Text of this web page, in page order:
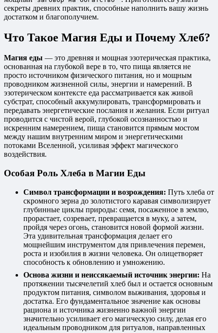
секреты древних практик, способные наполнить вашу жизнь
достатком и благополучием.
Что Такое Магия Еды и Почему Хлеб?
Магия еды — это древняя и мощная эзотерическая практика,
основанная на глубокой вере в то, что пища является не
просто источником физического питания, но и мощным
проводником жизненной силы, энергии и намерений. В
эзотерическом контексте еда рассматривается как живой
субстрат, способный аккумулировать, трансформировать и
передавать энергетические послания и желания. Если ритуал
проводится с чистой верой, глубокой осознанностью и
искренним намерением, пища становится прямым мостом
между нашим внутренним миром и энергетическими
потоками Вселенной, усиливая эффект магического
воздействия.
Особая Роль Хлеба в Магии Еды
Символ трансформации и возрождения: Путь хлеба от
скромного зерна до золотистого каравая символизирует
глубинные циклы природы: семя, посаженное в землю,
прорастает, созревает, превращается в муку, а затем,
пройдя через огонь, становится новой формой жизни.
Эта удивительная трансформация делает его
мощнейшим инструментом для привлечения перемен,
роста и изобилия в жизни человека. Он олицетворяет
способность к обновлению и умножению.
Основа жизни и неиссякаемый источник энергии: На
протяжении тысячелетий хлеб был и остается основным
продуктом питания, символом выживания, здоровья и
достатка. Его фундаментальное значение как основы
рациона и источника жизненно важной энергии
значительно усиливает его магическую силу, делая его
идеальным проводником для ритуалов, направленных